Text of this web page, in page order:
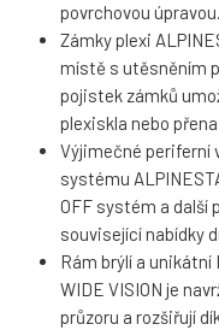
povrchovou úpravou.
Zámky plexi
místě s utěsněním
pojistek zámků
plexiskla nebo
Výjimečné periferní
systému
OFF systém a další
související nabídky
Rám brýlí a unikátní
WIDE VISION je
průzoru a rozšiřují